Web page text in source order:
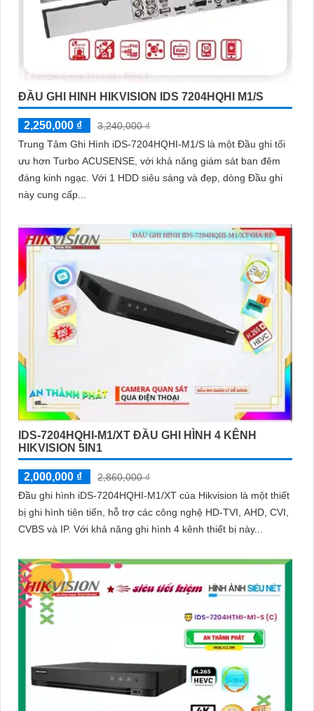
ĐẦU GHI HINH HIKVISION IDS 7204HQHI M1/S
2,250,000 ₫
3,240,000 ₫
Trung Tâm Ghi Hình iDS-7204HQHI-M1/S là một Đầu ghi tối
ưu hơn Turbo ACUSENSE, với khả năng giám sát ban đêm
đáng kinh ngạc. Với 1 HDD siêu sáng và đẹp, dòng Đầu ghi
này cung cấp...
IDS-7204HQHI-M1/XT ĐẦU GHI HÌNH 4 KÊNH
HIKVISION 5IN1
2,000,000 ₫
2,860,000 ₫
Đầu ghi hình iDS-7204HQHI-M1/XT của Hikvision là một thiết
bị ghi hình tiên tiến, hỗ trợ các công nghệ HD-TVI, AHD, CVI,
CVBS và IP. Với khả năng ghi hình 4 kênh thiết bị này...